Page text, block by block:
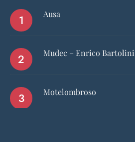
Ausa
Mudec – Enrico Bartolini
Motelombroso